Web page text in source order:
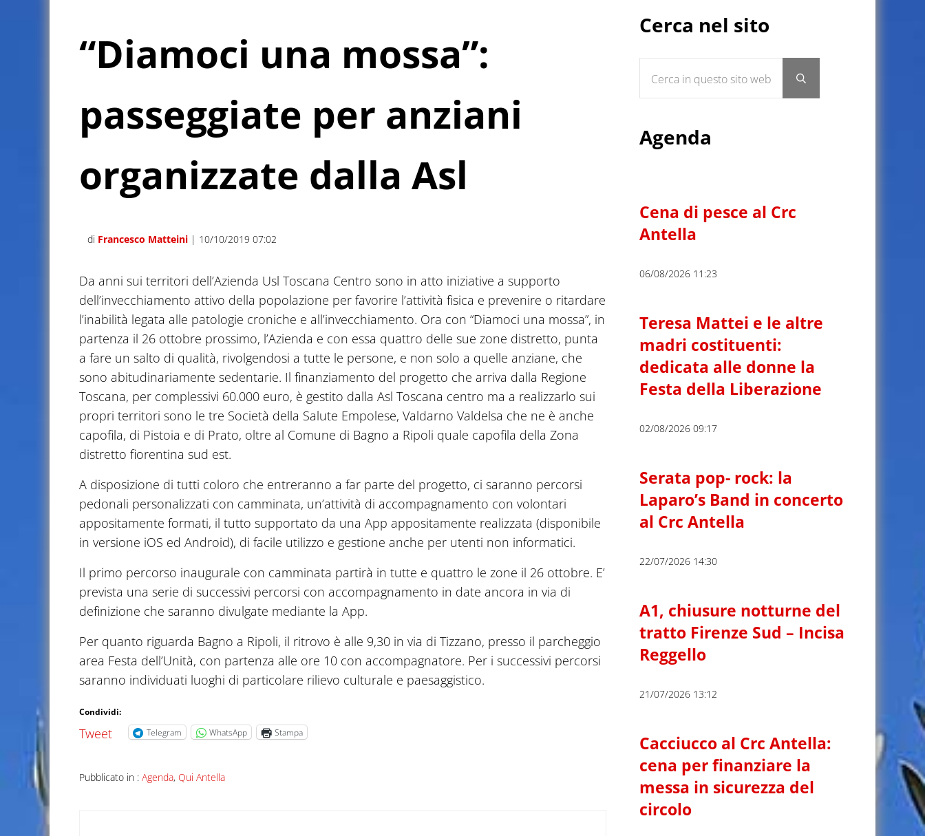
“Diamoci una mossa”:
passeggiate per anziani
organizzate dalla Asl
di Francesco Matteini | 10/10/2019 07:02
Da anni sui territori dell’Azienda Usl Toscana Centro sono in atto iniziative a supporto
dell’invecchiamento attivo della popolazione per favorire l’attività fisica e prevenire o ritardare
l’inabilità legata alle patologie croniche e all’invecchiamento. Ora con “Diamoci una mossa”, in
partenza il 26 ottobre prossimo, l’Azienda e con essa quattro delle sue zone distretto, punta
a fare un salto di qualità, rivolgendosi a tutte le persone, e non solo a quelle anziane, che
sono abitudinariamente sedentarie. Il finanziamento del progetto che arriva dalla Regione
Toscana, per complessivi 60.000 euro, è gestito dalla Asl Toscana centro ma a realizzarlo sui
propri territori sono le tre Società della Salute Empolese, Valdarno Valdelsa che ne è anche
capofila, di Pistoia e di Prato, oltre al Comune di Bagno a Ripoli quale capofila della Zona
distretto fiorentina sud est.
A disposizione di tutti coloro che entreranno a far parte del progetto, ci saranno percorsi
pedonali personalizzati con camminata, un’attività di accompagnamento con volontari
appositamente formati, il tutto supportato da una App appositamente realizzata (disponibile
in versione iOS ed Android), di facile utilizzo e gestione anche per utenti non informatici.
Il primo percorso inaugurale con camminata partirà in tutte e quattro le zone il 26 ottobre. E’
prevista una serie di successivi percorsi con accompagnamento in date ancora in via di
definizione che saranno divulgate mediante la App.
Per quanto riguarda Bagno a Ripoli, il ritrovo è alle 9,30 in via di Tizzano, presso il parcheggio
area Festa dell’Unità, con partenza alle ore 10 con accompagnatore. Per i successivi percorsi
saranno individuati luoghi di particolare rilievo culturale e paesaggistico.
Condividi:
Tweet Telegram WhatsApp Stampa
Pubblicato in : Agenda, Qui Antella
Cerca nel sito
Submit search
Agenda
Cena di pesce al Crc
Antella
06/08/2026 11:23
Teresa Mattei e le altre
madri costituenti:
dedicata alle donne la
Festa della Liberazione
02/08/2026 09:17
Serata pop- rock: la
Laparo’s Band in concerto
al Crc Antella
22/07/2026 14:30
A1, chiusure notturne del
tratto Firenze Sud – Incisa
Reggello
21/07/2026 13:12
Cacciucco al Crc Antella:
cena per finanziare la
messa in sicurezza del
circolo